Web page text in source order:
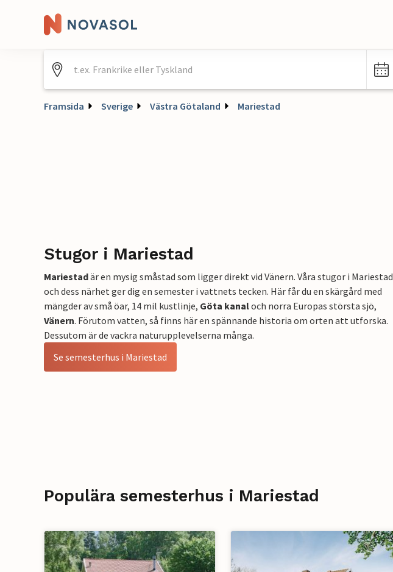
Framsida Sverige Västra Götaland Mariestad
Stugor i Mariestad
Mariestadär en mysig småstad som ligger direkt vid Vänern. Våra stugor i Mariestad
och dess närhet ger dig en semester i vattnets tecken. Här får du en skärgård med
mängder av små öar, 14 mil kustlinje, Göta kanaloch norra Europas största sjö,
Vänern. Förutom vatten, så finns här en spännande historia om orten att utforska.
Dessutom är de vackra naturupplevelserna många.
Se semesterhus i Mariestad
Populära semesterhus i Mariestad